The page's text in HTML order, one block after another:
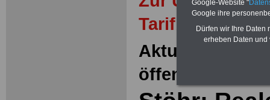
Aktuelles aus
öffentlichen
Google-Website "
Google ihre
Dürfen wir Ihre Daten
erheben Daten